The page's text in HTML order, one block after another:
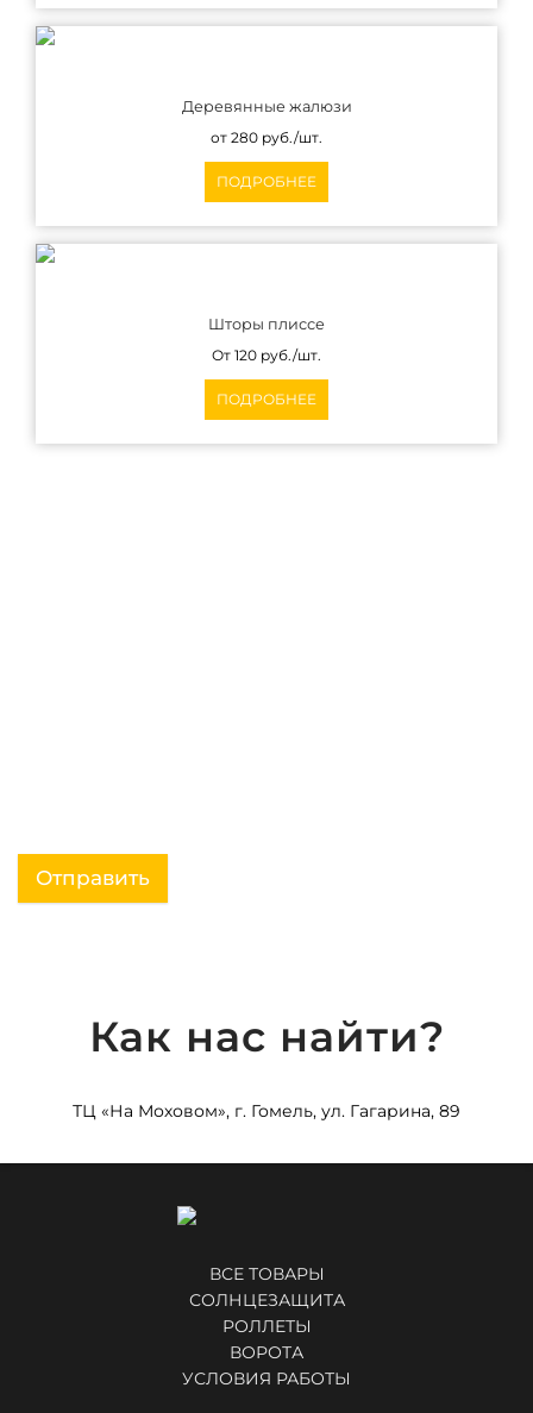
Деревянные жалюзи
от 280 руб./шт.
ПОДРОБНЕЕ
Шторы плиссе
От 120 руб./шт.
ПОДРОБНЕЕ
Отправить
Как нас найти?
ТЦ «На Моховом», г. Гомель, ул. Гагарина, 89
ВСЕ ТОВАРЫ
СОЛНЦЕЗАЩИТА
РОЛЛЕТЫ
ВОРОТА
УСЛОВИЯ РАБОТЫ